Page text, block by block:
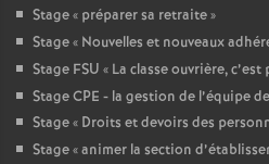
Stage « préparer sa retraite»
Stage « Nouvelles et nouveaux
Stage FSU « La classe ouvrière, c’est
Stage CPE - la gestion de l’équipe
Stage « Droits et devoirs des
Stage «animer la section